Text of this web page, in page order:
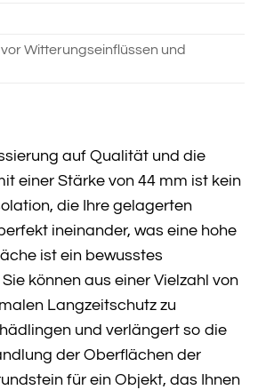
Witterungseinflüssen und
auf Qualität und die
einer Stärke von 44 mm ist kein
die Ihre gelagerten
ineinander, was eine hohe
ist ein bewusstes
können aus einer Vielzahl von
Langzeitschutz zu
und verlängert so die
der Oberflächen der
für ein Objekt, das Ihnen